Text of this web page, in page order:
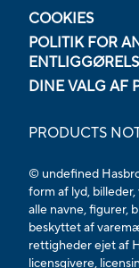
COOKIES
POLITIK FOR
DINE VALG AF
PRODUCTS
© undefined
form af lyd,
alle navne, figurer,
beskyttet af
rettigheder ejet af
licensgivere,